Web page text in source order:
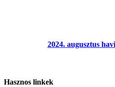
2024. augusztus
Hasznos linkek